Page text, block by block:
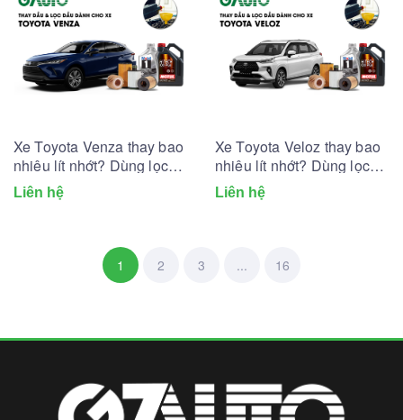
Xe Toyota Venza thay bao
nhiêu lít nhớt? Dùng lọc
dầu nhớt nào?
Liên hệ
Xe Toyota Veloz thay bao
nhiêu lít nhớt? Dùng lọc
dầu nhớt nào?
Liên hệ
1 2 3 ... 16